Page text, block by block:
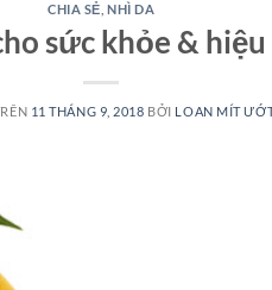
CHIA SẺ ,NHÌ DA
sức khỏe &
11 THÁNG 9, 2018 BỞI LOAN MÍT